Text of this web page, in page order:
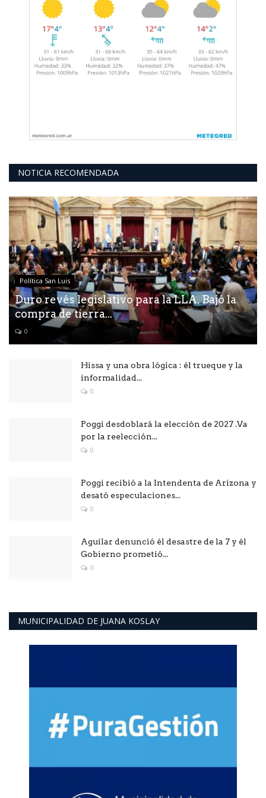
NOTICIA RECOMENDADA
Política San Luis
Duro revés legislativo para la LLA. Bajó la
compra de tierra...
0
Hissa y una obra lógica : él trueque y la
informalidad...
0
Poggi desdoblará la elección de 2027 .Va
por la reelección...
0
Poggi recibió a la Intendenta de Arizona y
desató especulaciones...
0
Aguilar denunció él desastre de la 7 y él
Gobierno prometió...
0
MUNICIPALIDAD DE JUANA KOSLAY